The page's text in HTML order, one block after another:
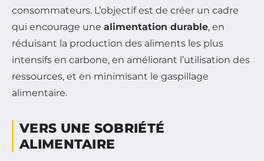
consommateurs. L’objectif est de créer un cadre
qui encourage une alimentation durable, en
réduisant la production des aliments les plus
intensifs en carbone, en améliorant l’utilisation des
ressources, et en minimisant le gaspillage
alimentaire.
VERS UNE SOBRIÉTÉ
ALIMENTAIRE